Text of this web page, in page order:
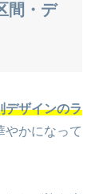
間・デ
デザインのラ
やかになって